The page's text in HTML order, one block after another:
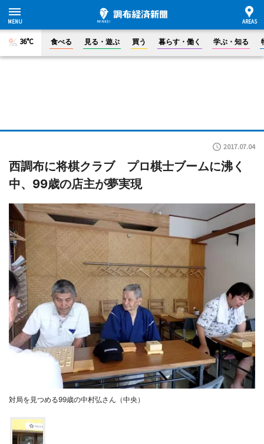
36°C 食べる 見る・遊ぶ 買う 暮らす・働く 学ぶ・知る
2017.07.04
西調布に将棋クラブ プロ棋士ブームに沸く
中、99歳の店主が夢実現
対局を見つめる99歳の中村弘さん（中央）